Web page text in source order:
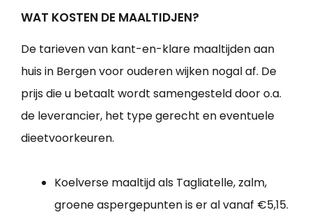
WAT KOSTEN DE MAALTIDJEN?
De tarieven van kant-en-klare maaltijden aan
huis in Bergen voor ouderen wijken nogal af. De
prijs die u betaalt wordt samengesteld door o.a.
de leverancier, het type gerecht en eventuele
dieetvoorkeuren.
Koelverse maaltijd als Tagliatelle, zalm,
groene aspergepunten is er al vanaf €5,15.